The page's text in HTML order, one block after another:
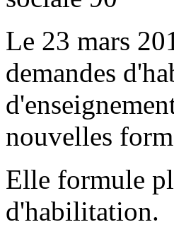
Le 23 mars
demandes
nouvelles
Elle formule
d'habilitation.